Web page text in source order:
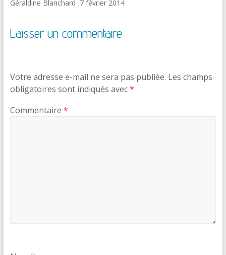
Géraldine Blanchard 7 février 2014
Laisser un commentaire
Votre adresse e-mail ne sera pas publiée. Les champs
obligatoires sont indiqués avec*
Commentaire *